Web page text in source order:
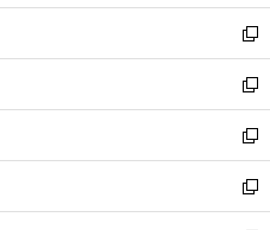
し
い
ウ
ィ
ン
ド
ウ
で
開
新
し
い
ウ
ィ
ン
ド
ウ
新
し
い
ウ
ィ
ン
新
し
い
ウ
新
し